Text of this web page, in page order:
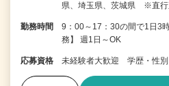
県、埼玉県、茨城県 ※直行
勤務時間
9：00～17：30の間で1日
務】 週1日～OK
応募資格 未経験者大歓迎 学歴・性